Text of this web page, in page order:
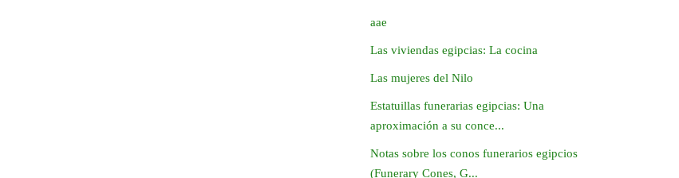
aae
Las viviendas egipcias: La cocina
Las mujeres del Nilo
Estatuillas funerarias egipcias: Una
aproximación a su conce...
Notas sobre los conos funerarios egipcios
(Funerary Cones, G...